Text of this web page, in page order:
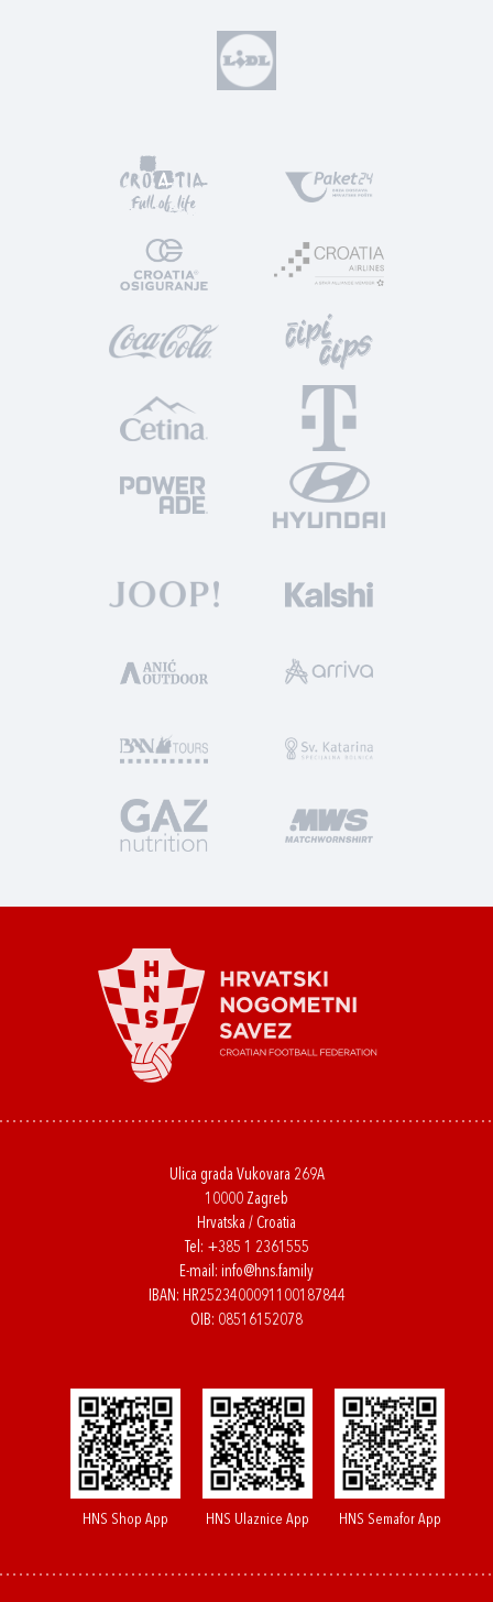
Ulica grada Vukovara 269A
10000 Zagreb
Hrvatska / Croatia
Tel: +385 1 2361555
E-mail: info@hns.family
IBAN: HR2523400091100187844
OIB: 08516152078
HNS Shop App HNS Ulaznice App HNS Semafor App